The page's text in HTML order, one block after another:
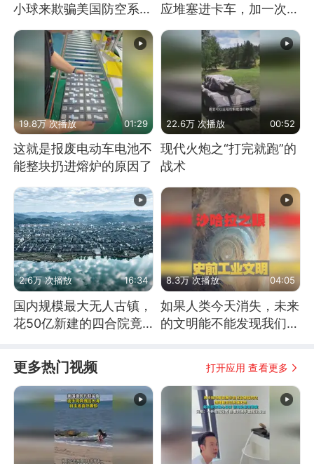
小球来欺骗美国防空系统
的
应堆塞进卡车，加一次燃
料能跑几十年
19.8万 次播放 01:29
这就是报废电动车电池不
能整块扔进熔炉的原因了
22.6万 次播放 00:52
现代火炮之“打完就跑”的
战术
2.6万 次播放 16:34
国内规模最大无人古镇，
花50亿新建的四合院竟
8.3万 次播放 04:05
如果人类今天消失，未来
的文明能不能发现我们存
更多热门视频 打开应用 查看更多